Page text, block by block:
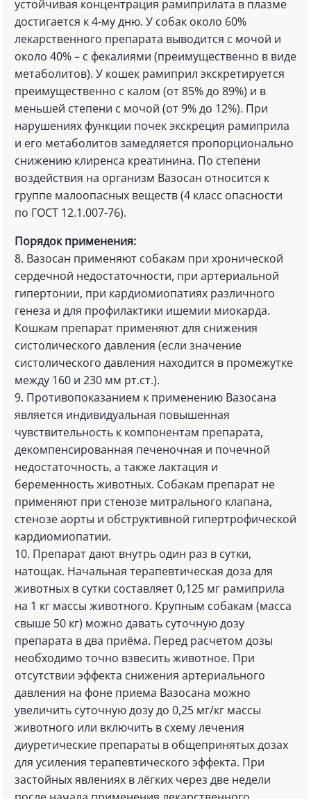
устойчивая концентрация рамиприлата в плазме
достигается к 4-му дню. У собак около 60%
лекарственного препарата выводится с мочой и
около 40% – с фекалиями (преимущественно в виде
метаболитов). У кошек рамиприл экскретируется
преимущественно с калом (от 85% до 89%) и в
меньшей степени с мочой (от 9% до 12%). При
нарушениях функции почек экскреция рамиприла
и его метаболитов замедляется пропорционально
снижению клиренса креатинина. По степени
воздействия на организм Вазосан относится к
группе малоопасных веществ (4 класс опасности
по ГОСТ 12.1.007-76).
Порядок применения:
8. Вазосан применяют собакам при хронической
сердечной недостаточности, при артериальной
гипертонии, при кардиомиопатиях различного
генеза и для профилактики ишемии миокарда.
Кошкам препарат применяют для снижения
систолического давления (если значение
систолического давления находится в промежутке
между 160 и 230 мм рт.ст.).
9. Противопоказанием к применению Вазосана
является индивидуальная повышенная
чувствительность к компонентам препарата,
декомпенсированная печеночная и почечной
недостаточность, а также лактация и
беременность животных. Собакам препарат не
применяют при стенозе митрального клапана,
стенозе аорты и обструктивной гипертрофической
кардиомиопатии.
10. Препарат дают внутрь один раз в сутки,
натощак. Начальная терапевтическая доза для
животных в сутки составляет 0,125 мг рамиприла
на 1 кг массы животного. Крупным собакам (масса
свыше 50 кг) можно давать суточную дозу
препарата в два приёма. Перед расчетом дозы
необходимо точно взвесить животное. При
отсутствии эффекта снижения артериального
давления на фоне приема Вазосана можно
увеличить суточную дозу до 0,25 мг/кг массы
животного или включить в схему лечения
диуретические препараты в общепринятых дозах
для усиления терапевтического эффекта. При
застойных явлениях в лёгких через две недели